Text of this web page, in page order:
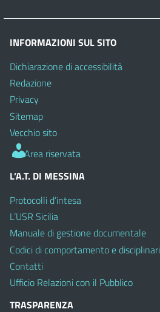
INFORMAZIONI SUL SITO
Dichiarazione di accessibilità
Redazione
Privacy
Sitemap
Vecchio sito
Area riservata
L’A.T. DI MESSINA
Protocolli d’intesa
L’USR Sicilia
Manuale di gestione documentale
Codici di comportamento e disciplinari
Contatti
Ufficio Relazioni con il Pubblico
TRASPARENZA